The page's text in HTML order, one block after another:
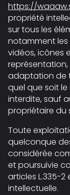
https://
propriété
sur tous les
notamment les
vidéos, icônes
adaptation de
quel que soit
interdite, sauf
propriétaire du
Toute
quelconque
considérée
et poursuivie
articles L.335-
intellectuelle.